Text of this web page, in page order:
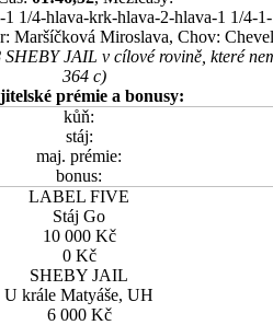
1/4-hlava-krk-hlava-2-hlava-1 1/4-
Maršíčková Miroslava, Chov:
JAIL v cílové rovině, které
364 c)
prémie a bonusy:
kůň:
stáj:
maj. prémie:
bonus:
LABEL FIVE
Stáj Go
10 000 Kč
0 Kč
SHEBY JAIL
U krále Matyáše, UH
6 000 Kč